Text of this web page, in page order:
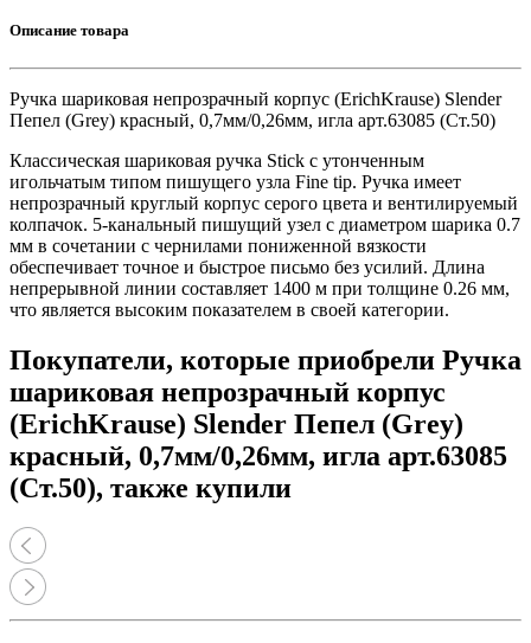
Описание товара
Ручка шариковая непрозрачный корпус (ErichKrause) Slender
Пепел (Grey) красный, 0,7мм/0,26мм, игла арт.63085 (Ст.50)
Классическая шариковая ручка Stick с утонченным
игольчатым типом пишущего узла Fine tip. Ручка имеет
непрозрачный круглый корпус серого цвета и вентилируемый
колпачок. 5-канальный пишущий узел с диаметром шарика 0.7
мм в сочетании с чернилами пониженной вязкости
обеспечивает точное и быстрое письмо без усилий. Длина
непрерывной линии составляет 1400 м при толщине 0.26 мм,
что является высоким показателем в своей категории.
Покупатели, которые приобрели Ручка
шариковая непрозрачный корпус
(ErichKrause) Slender Пепел (Grey)
красный, 0,7мм/0,26мм, игла арт.63085
(Ст.50), также купили